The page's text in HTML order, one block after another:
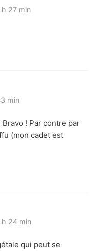
h 27 min
min
! Par contre par
(mon cadet est
h 24 min
qui peut se